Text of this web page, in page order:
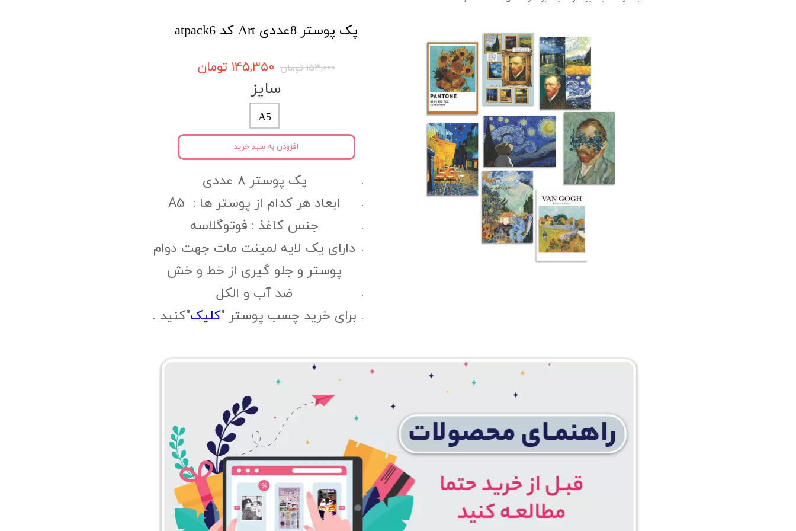
پک پوستر 8عددی Art کد atpack6
۱۵۳,۰۰۰ تومان ۱۴۵,۳۵۰ تومان
پک پوستر 8 عددی
ابعاد هر کدام از پوستر ها : A5
جنس کاغذ :‌ فوتوگلاسه
دارای یک لایه لمینت مات جهت دوام
پوستر و جلو گیری از خط و خش
ضد آب و الکل
برای خرید چسب پوستر "کلیک"کنید .
سایز
A5
افزودن به سبد خرید